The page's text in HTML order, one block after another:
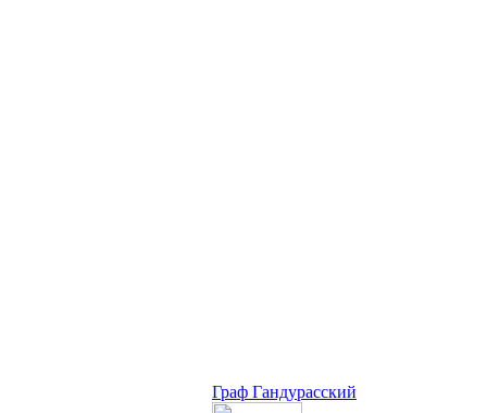
Граф Гандурасский